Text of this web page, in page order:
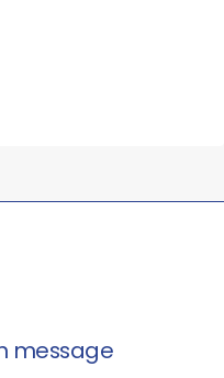
message